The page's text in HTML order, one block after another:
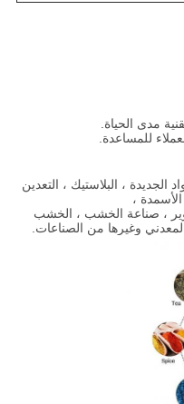
الجديدة ، البلاستيك ، التعدين
،
، صناعة الخشب ، الخشب
وغيرها من الصناعات.